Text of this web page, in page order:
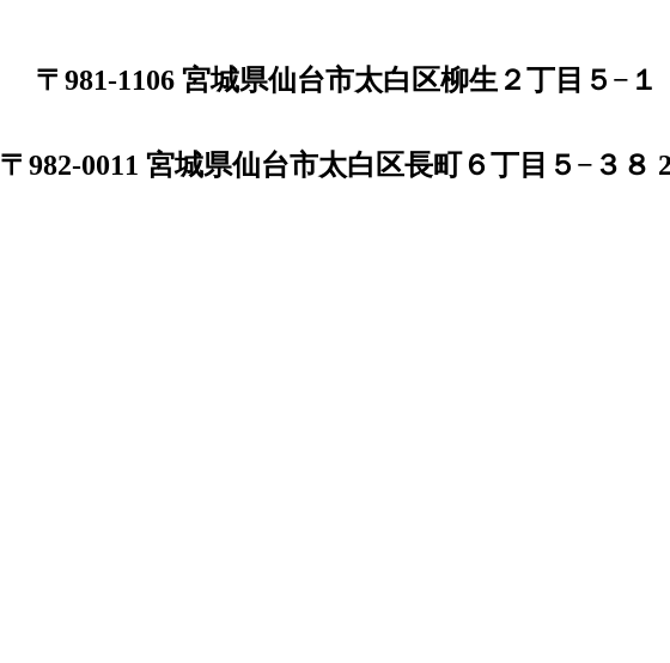
〒981-1106 宮城県仙台市太白区柳生２丁目５−１
〒982-0011 宮城県仙台市太白区長町６丁目５−３８